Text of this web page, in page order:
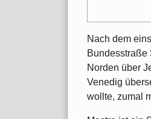
Nach dem
Bundesstraße
Norden über
Venedig
wollte, zumal